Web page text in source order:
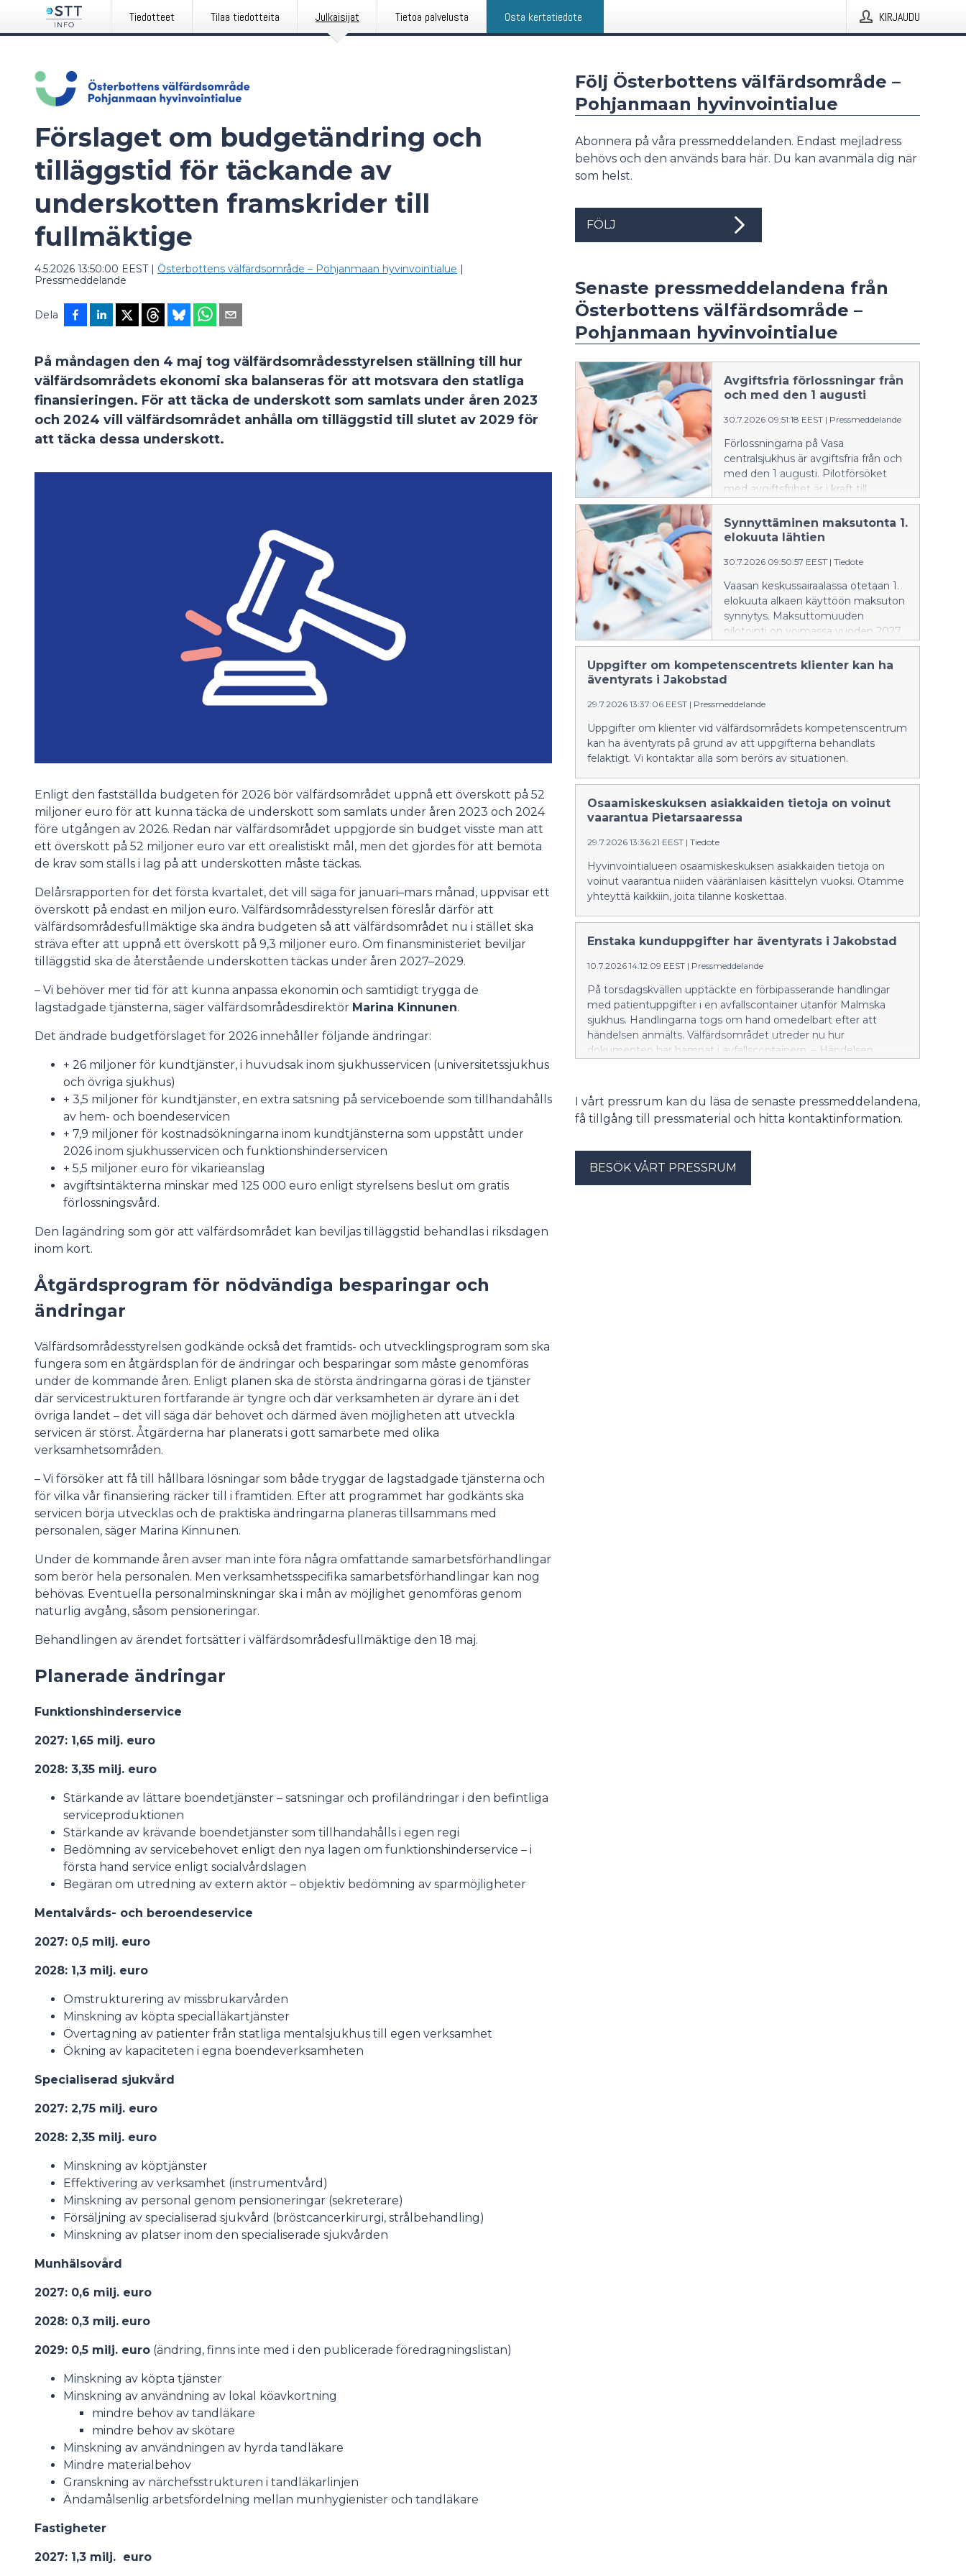
Tiedotteet Tilaa tiedotteita Julkaisijat Tietoa palvelusta Osta kertatiedote KIRJAUDU
Förslaget om budgetändring och
tilläggstid för täckande av
underskotten framskrider till
fullmäktige
4.5.2026 13:50:00 EEST| Österbottens välfärdsområde – Pohjanmaan hyvinvointialue |
Pressmeddelande
Dela
På måndagen den 4 maj tog välfärdsområdesstyrelsen ställning till hur
välfärdsområdets ekonomi ska balanseras för att motsvara den statliga
finansieringen. För att täcka de underskott som samlats under åren 2023
och 2024 vill välfärdsområdet anhålla om tilläggstid till slutet av 2029 för
att täcka dessa underskott.
Enligt den fastställda budgeten för 2026 bör välfärdsområdet uppnå ett överskott på 52
miljoner euro för att kunna täcka de underskott som samlats under åren 2023 och 2024
före utgången av 2026. Redan när välfärdsområdet uppgjorde sin budget visste man att
ett överskott på 52 miljoner euro var ett orealistiskt mål, men det gjordes för att bemöta
de krav som ställs i lag på att underskotten måste täckas.
Delårsrapporten för det första kvartalet, det vill säga för januari–mars månad, uppvisar ett
överskott på endast en miljon euro. Välfärdsområdesstyrelsen föreslår därför att
välfärdsområdesfullmäktige ska ändra budgeten så att välfärdsområdet nu i stället ska
sträva efter att uppnå ett överskott på 9,3 miljoner euro. Om finansministeriet beviljar
tilläggstid ska de återstående underskotten täckas under åren 2027–2029.
– Vi behöver mer tid för att kunna anpassa ekonomin och samtidigt trygga de
lagstadgade tjänsterna, säger välfärdsområdesdirektör Marina Kinnunen.
Det ändrade budgetförslaget för 2026 innehåller följande ändringar:
+ 26 miljoner för kundtjänster, i huvudsak inom sjukhusservicen (universitetssjukhus
och övriga sjukhus)
+ 3,5 miljoner för kundtjänster, en extra satsning på serviceboende som tillhandahålls
av hem- och boendeservicen
+ 7,9 miljoner för kostnadsökningarna inom kundtjänsterna som uppstått under
2026 inom sjukhusservicen och funktionshinderservicen
+ 5,5 miljoner euro för vikarieanslag
avgiftsintäkterna minskar med 125 000 euro enligt styrelsens beslut om gratis
förlossningsvård.
Den lagändring som gör att välfärdsområdet kan beviljas tilläggstid behandlas i riksdagen
inom kort.
Åtgärdsprogram för nödvändiga besparingar och
ändringar
Välfärdsområdesstyrelsen godkände också det framtids- och utvecklingsprogram som ska
fungera som en åtgärdsplan för de ändringar och besparingar som måste genomföras
under de kommande åren. Enligt planen ska de största ändringarna göras i de tjänster
där servicestrukturen fortfarande är tyngre och där verksamheten är dyrare än i det
övriga landet – det vill säga där behovet och därmed även möjligheten att utveckla
servicen är störst. Åtgärderna har planerats i gott samarbete med olika
verksamhetsområden.
– Vi försöker att få till hållbara lösningar som både tryggar de lagstadgade tjänsterna och
för vilka vår finansiering räcker till i framtiden. Efter att programmet har godkänts ska
servicen börja utvecklas och de praktiska ändringarna planeras tillsammans med
personalen, säger Marina Kinnunen.
Under de kommande åren avser man inte föra några omfattande samarbetsförhandlingar
som berör hela personalen. Men verksamhetsspecifika samarbetsförhandlingar kan nog
behövas. Eventuella personalminskningar ska i mån av möjlighet genomföras genom
naturlig avgång, såsom pensioneringar.
Behandlingen av ärendet fortsätter i välfärdsområdesfullmäktige den 18 maj.
Planerade ändringar
Funktionshinderservice
2027: 1,65 milj. euro
2028: 3,35 milj. euro
Stärkande av lättare boendetjänster – satsningar och profiländringar i den befintliga
serviceproduktionen
Stärkande av krävande boendetjänster som tillhandahålls i egen regi
Bedömning av servicebehovet enligt den nya lagen om funktionshinderservice – i
första hand service enligt socialvårdslagen
Begäran om utredning av extern aktör – objektiv bedömning av sparmöjligheter
Mentalvårds- och beroendeservice
2027: 0,5 milj. euro
2028: 1,3 milj. euro
Omstrukturering av missbrukarvården
Minskning av köpta specialläkartjänster
Övertagning av patienter från statliga mentalsjukhus till egen verksamhet
Ökning av kapaciteten i egna boendeverksamheten
Specialiserad sjukvård
2027: 2,75 milj. euro
2028: 2,35 milj. euro
Minskning av köptjänster
Effektivering av verksamhet (instrumentvård)
Minskning av personal genom pensioneringar (sekreterare)
Försäljning av specialiserad sjukvård (bröstcancerkirurgi, strålbehandling)
Minskning av platser inom den specialiserade sjukvården
Munhälsovård
2027: 0,6 milj. euro
2028: 0,3 milj. euro
2029: 0,5 milj. euro (ändring, finns inte med i den publicerade föredragningslistan)
Minskning av köpta tjänster
Minskning av användning av lokal köavkortning
mindre behov av tandläkare
mindre behov av skötare
Minskning av användningen av hyrda tandläkare
Mindre materialbehov
Granskning av närchefsstrukturen i tandläkarlinjen
Ändamålsenlig arbetsfördelning mellan munhygienister och tandläkare
Fastigheter
2027: 1,3 milj. euro
Följ Österbottens välfärdsområde –
Pohjanmaan hyvinvointialue
Abonnera på våra pressmeddelanden. Endast mejladress
behövs och den används bara här. Du kan avanmäla dig när
som helst.
FÖLJ
Senaste pressmeddelandena från
Österbottens välfärdsområde –
Pohjanmaan hyvinvointialue
Avgiftsfria förlossningar från
och med den 1 augusti
30.7.2026 09:51:18 EEST | Pressmeddelande
Förlossningarna på Vasa
centralsjukhus är avgiftsfria från och
med den 1 augusti. Pilotförsöket
med avgiftsfrihet är i kraft till
utgången av år 2027.
Välfärdsområdesfullmäktige fattade
beslut om försöket i maj. De
förlossningsförberedelsen berättat
att de är nöjda med avgiftsfriheten.
Synnyttäminen maksutonta 1.
elokuuta lähtien
30.7.2026 09:50:57 EEST | Tiedote
Vaasan keskussairaalassa otetaan 1.
elokuuta alkaen käyttöön maksuton
synnytys. Maksuttomuuden
pilotointi on voimassa vuoden 2027
loppuun saakka. Aluevaltuusto teki
päätöksen kokeilusta toukokuussa.
Tulevat vanhemmat ovat
olevansa tyytyväisiä
maksuttomuuteen.
Uppgifter om kompetenscentrets klienter kan ha
äventyrats i Jakobstad
29.7.2026 13:37:06 EEST | Pressmeddelande
Uppgifter om klienter vid välfärdsområdets kompetenscentrum
kan ha äventyrats på grund av att uppgifterna behandlats
felaktigt. Vi kontaktar alla som berörs av situationen.
Osaamiskeskuksen asiakkaiden tietoja on voinut
vaarantua Pietarsaaressa
29.7.2026 13:36:21 EEST | Tiedote
Hyvinvointialueen osaamiskeskuksen asiakkaiden tietoja on
voinut vaarantua niiden vääränlaisen käsittelyn vuoksi. Otamme
yhteyttä kaikkiin, joita tilanne koskettaa.
Enstaka kunduppgifter har äventyrats i Jakobstad
10.7.2026 14:12:09 EEST | Pressmeddelande
På torsdagskvällen upptäckte en förbipasserande handlingar
med patientuppgifter i en avfallscontainer utanför Malmska
sjukhus. Handlingarna togs om hand omedelbart efter att
händelsen anmälts. Välfärdsområdet utreder nu hur
dokumenten har hamnat i avfallscontainern. – Händelsen
kan ha äventyrats, säger förvaltningsdirektör Linda Jakobsson-
Pada. Välfärdsområdet har tydliga anvisningar för hantering och
förstöring av sekretessbelagda uppgifter. Utredningen av
I vårt pressrum kan du läsa de senaste pressmeddelandena,
få tillgång till pressmaterial och hitta kontaktinformation.
BESÖK VÅRT PRESSRUM